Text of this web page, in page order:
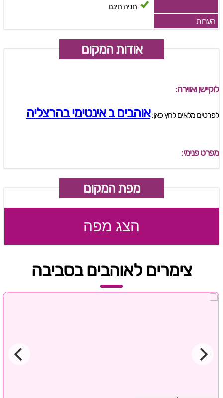
חניה חינם
הערות
אודות המקום
לוקיישן ואווירה:
לפרטים מלאים לחץ כאן:אוהבים ב אינטימי בהרצליה
מפרט פנימי:
מפת המקום
הצג מפה
צימרים לאוהבים בסביבה